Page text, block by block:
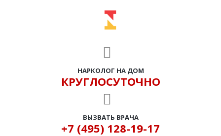
НАРКОЛОГ НА ДОМ
КРУГЛОСУТОЧНО
ВЫЗВАТЬ ВРАЧА
+7 (495) 128-19-17